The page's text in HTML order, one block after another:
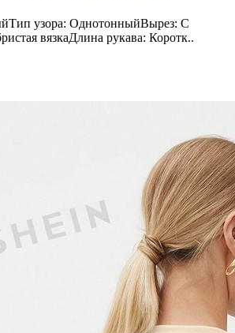
узора: ОднотонныйВырез: С
вязкаДлина рукава: Коротк..